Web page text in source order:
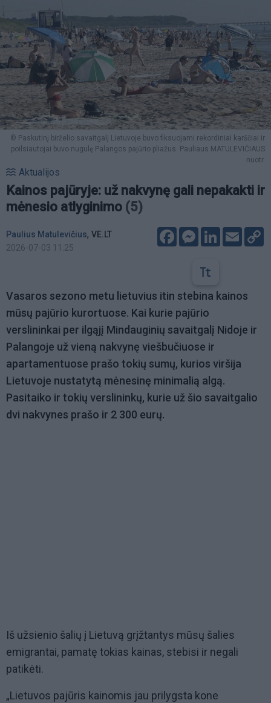
© Paskutinį birželio savaitgalį Lietuvoje buvo fiksuojami rekordiniai karščiai ir
poilsiautojai buvo nugulę Palangos pajūrio pliažus. Pauliaus MATULEVIČIAUS
nuotr.
Aktualijos
Kainos pajūryje: už nakvynę gali nepakakti ir
mėnesio atlyginimo (5)
Paulius Matulevičius, VE.LT
2026-07-03 11:25
FacebookMessenger
LinkedIn
Email
Vasaros sezono metu lietuvius itin stebina kainos
mūsų pajūrio kurortuose. Kai kurie pajūrio
verslininkai per ilgąjį Mindauginių savaitgalį Nidoje ir
Palangoje už vieną nakvynę viešbučiuose ir
apartamentuose prašo tokių sumų, kurios viršija
Lietuvoje nustatytą mėnesinę minimalią algą.
Pasitaiko ir tokių verslininkų, kurie už šio savaitgalio
dvi nakvynes prašo ir 2 300 eurų.
Iš užsienio šalių į Lietuvą grįžtantys mūsų šalies
emigrantai, pamatę tokias kainas, stebisi ir negali
patikėti.
„Lietuvos pajūris kainomis jau prilygsta kone